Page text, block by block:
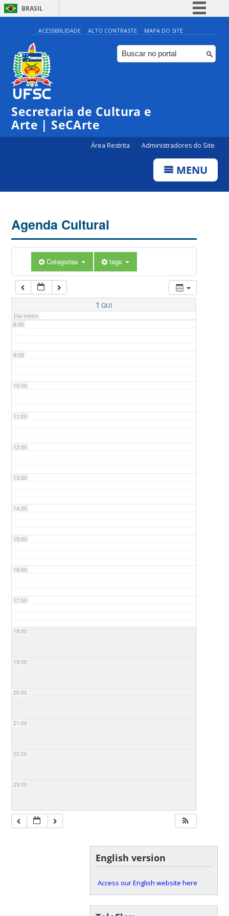
BRASIL
Simplifique!
Comunica BR
Participe
ACESSIBILIDADE ALTO CONTRASTE MAPA DO SITE
Secretaria de Cultura e
Arte | SeCArte
Área Restrita Administradores do Site
MENU
Agenda Cultural
Categorias tags
1 QUI
Dia inteiro
0:00
1:00
5:00
7:00
8:00
9:00
10:00
11:00
12:00
13:00
14:00
15:00
16:00
17:00
18:00
19:00
20:00
21:00
22:00
23:00
English version
Access our English website here